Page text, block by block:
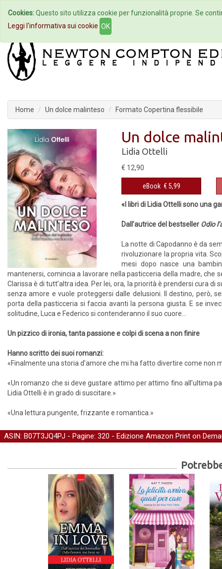
Home Autori Eventi
Home Un dolce malinteso Formato Copertina flessibile
Un dolce
Lidia Ottelli
€ 12,90
eBook € 5,99
«I libri di Lidia Ottelli sono una
Dall’autrice del bestseller Odio
La notte di Capodanno è da
rivoluzionare la propria vita.
mesi dopo nasce una
mantenersi, comincia a lavorare nella pasticceria della madre, che
Clarissa è di tutt’altra idea. Per lei, ora, la priorità è prendersi cura
senza amore e vuole proteggersi dalle delusioni. Il destino, però,
porta della pasticceria si faccia avanti la persona giusta. E se
solitudine, Luca e Federico si contenderanno il suo cuore…
Un pizzico di ironia, tanta passione e colpi di scena a non finire
Hanno scritto dei suoi romanzi:
«Finalmente una storia d’amore che mi ha fatto divertire come non
«Un romanzo che si deve gustare attimo per attimo fino all’ultima
Lidia Ottelli è in grado di suscitare.»
«Una lettura pungente, frizzante e romantica.»
ASIN: B07T3JQ4PJ - Pagine: 320 - Edizione Amazon Print on
Cookies:Questo sito utilizza cookie per funzionalità proprie. Se
Leggi l'informativa sui cookie OK